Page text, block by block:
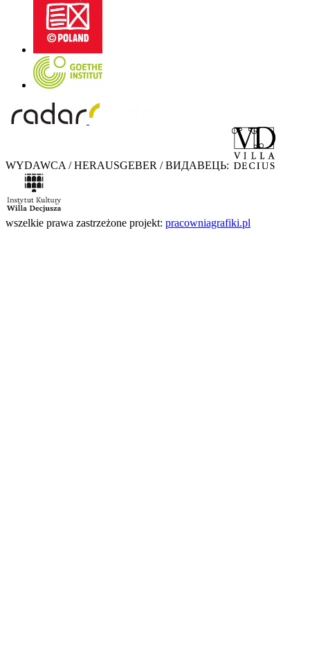
WYDAWCA / HERAUSGEBER / ВИДАВЕЦЬ:
wszelkie prawa zastrzeżone projekt: pracowniagrafiki.pl